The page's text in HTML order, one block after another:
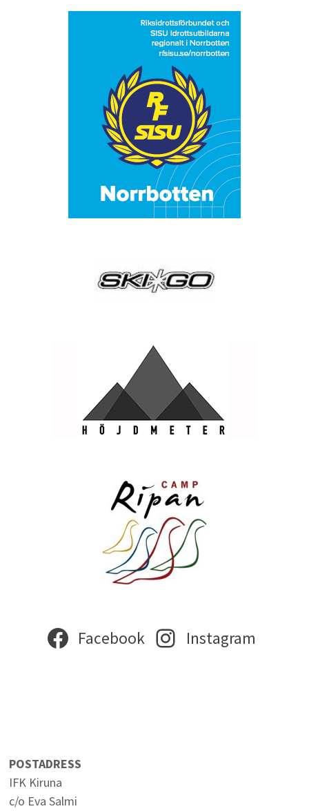
Facebook Instagram
POSTADRESS
IFK Kiruna
c/o Eva Salmi